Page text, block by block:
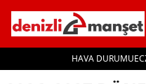
HAVA DURUMU